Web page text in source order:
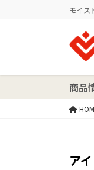
モイス
商品
ア